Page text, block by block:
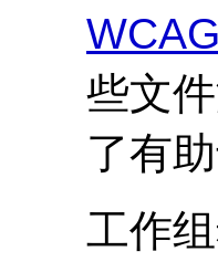
WCAG
些文
了有
工作